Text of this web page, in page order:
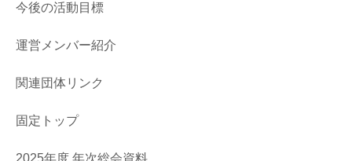
今後の活動目標
運営メンバー紹介
関連団体リンク
固定トップ